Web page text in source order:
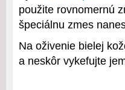
použite rovnomernú
špeciálnu zmes
Na oživenie bielej
a neskôr vykefujte